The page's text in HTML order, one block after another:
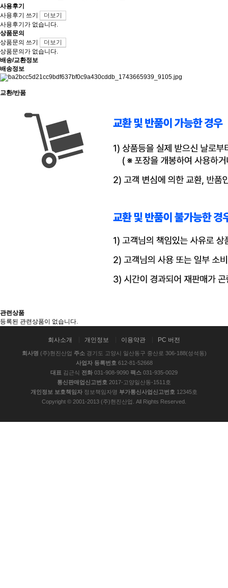
사용후기
사용후기 쓰기
더보기
사용후기가 없습니다.
상품문의
상품문의 쓰기
더보기
상품문의가 없습니다.
배송/교환정보
배송정보
교환/반품
관련상품
등록된 관련상품이 없습니다.
회사소개 개인정보 이용약관 PC 버전
회사명 (주)현진산업 주소경기도 고양시 일산동구 중산로 306-188(성석동)
사업자 등록번호 612-81-52668
대표 김근식 전화 031-908-9090 팩스 031-935-0029
통신판매업신고번호 2017-고양일산동-1511호
개인정보 보호책임자 정보책임자명 부가통신사업신고번호 12345호
Copyright © 2001-2013 (주)현진산업. All Rights Reserved.